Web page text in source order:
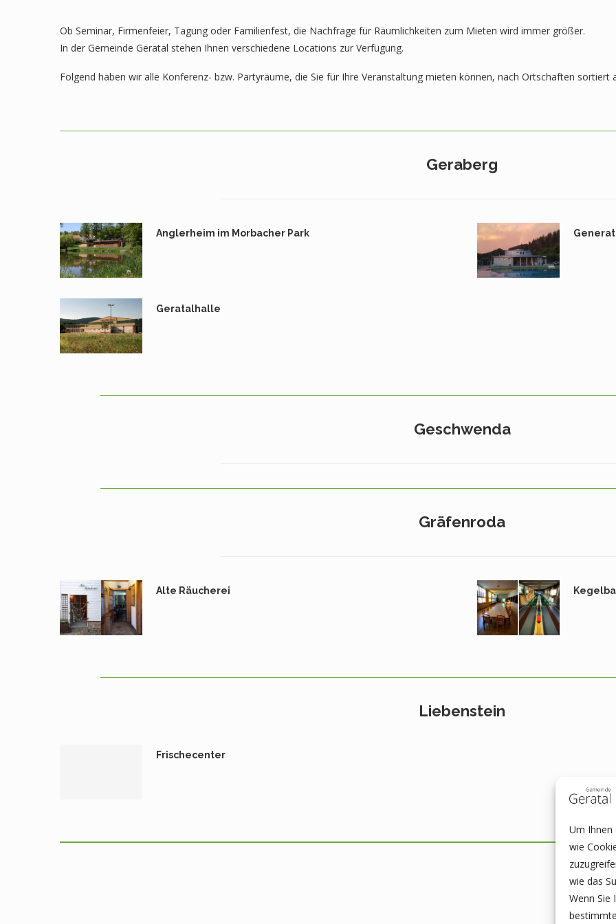
Um Ihnen
wie
wie das
Wenn Sie
Ob Seminar, Firmenfeier, Tagung oder Familienfest, die Nachfrage für Räumlichkeiten zum Mieten wird immer größer.
In der Gemeinde Geratal stehen Ihnen verschiedene Locations zur Verfügung.
Folgend haben wir alle Konferenz- bzw. Partyräume, die Sie für Ihre Veranstaltung mieten können, nach Ortschaften sortiert
Geraberg
Anglerheim im Morbacher Park
Geratalhalle
Geschwenda
Gräfenroda
Alte Räucherei
Liebenstein
Frischecenter